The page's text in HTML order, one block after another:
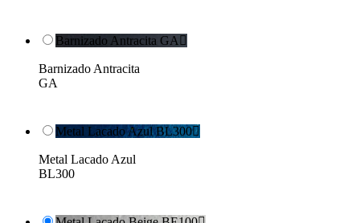
Barnizado Antracita GA 
Barnizado Antracita
GA
Metal Lacado Azul BL300
Metal Lacado Azul
BL300